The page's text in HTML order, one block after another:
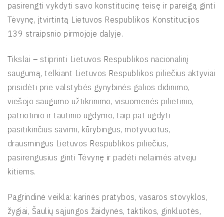
pasirengti vykdyti savo konstitucinę teisę ir pareigą ginti
Tėvynę, įtvirtintą Lietuvos Respublikos Konstitucijos
139 straipsnio pirmojoje dalyje.
Tikslai – stiprinti Lietuvos Respublikos nacionalinį
saugumą, telkiant Lietuvos Respublikos piliečius aktyviai
prisidėti prie valstybės gynybinės galios didinimo,
viešojo saugumo užtikrinimo, visuomenės pilietinio,
patriotinio ir tautinio ugdymo, taip pat ugdyti
pasitikinčius savimi, kūrybingus, motyvuotus,
drausmingus Lietuvos Respublikos piliečius,
pasirengusius ginti Tėvynę ir padėti nelaimės atveju
kitiems.
Pagrindinė veikla: karinės pratybos, vasaros stovyklos,
žygiai, Šaulių sąjungos žaidynės, taktikos, ginkluotės,